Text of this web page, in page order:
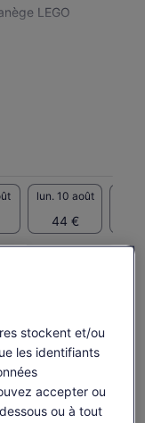
LEGO
lun. 10 août
44 €
cette page
un
nouvel
onglet.
non
touristique
stockent et/ou
les identifiants
accepter ou
ou à tout